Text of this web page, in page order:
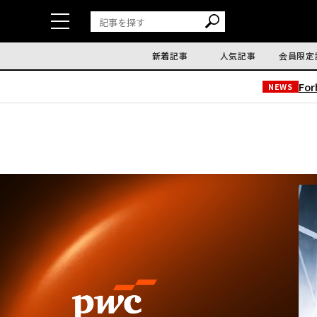
新着記事 人気記事 会員限定
NEWS